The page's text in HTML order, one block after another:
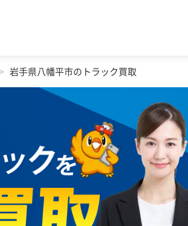
岩手県八幡平市のトラック買取